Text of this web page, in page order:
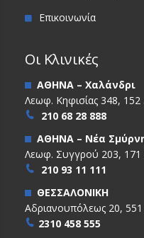
Επικοινωνία
Οι Κλινικές
ΑΘΗΝΑ – Χαλάνδρι
Λεωφ. Κηφισίας 348, 152
210 68 28 888
ΑΘΗΝΑ – Νέα
Λεωφ. Συγγρού 203,
210 93 11 111
ΘΕΣΣΑΛΟΝΙΚΗ
Αδριανουπόλεως 20,
2310 458 555